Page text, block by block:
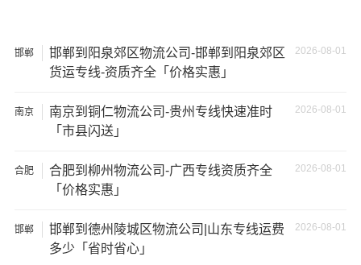
温馨提示
★ 本站所列邯郸到合肥物流专线费用与时效仅供参考，如
★ 由于货运运输比较特殊，请您托运之前仔细清点您所托
邯郸 2026-08-01
邯郸到阳泉郊区物流公司-邯郸到阳泉郊区
货运专线-资质齐全「价格实惠」
南京 2026-08-01
南京到铜仁物流公司-贵州专线快速准时
「市县闪送」
合肥 2026-08-01
合肥到柳州物流公司-广西专线资质齐全
「价格实惠」
邯郸 2026-08-01
邯郸到德州陵城区物流公司|山东专线运费
多少「省时省心」